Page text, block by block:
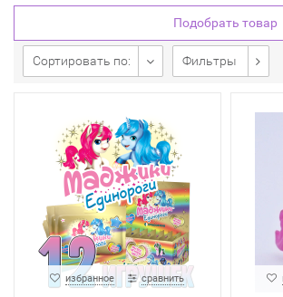
Подобрать товар
Сортировать по: Фильтры
избранное сравнить